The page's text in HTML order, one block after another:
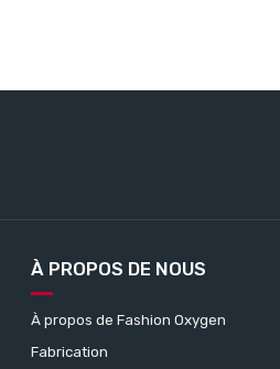
À PROPOS DE NOUS
À propos de Fashion Oxygen
Fabrication